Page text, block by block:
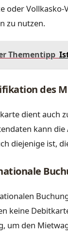
oder
zu nutzen.
Thementipp
des
dient auch
kann die
diejenige ist,
keine
um den